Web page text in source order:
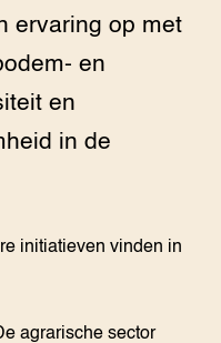
ervaring op met
en
en
in de
initiatieven vinden in
agrarische sector